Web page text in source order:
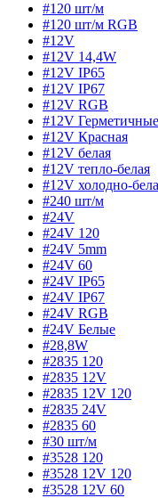
#120 шт/м
#120 шт/м RGB
#12V
#12V 14,4W
#12V IP65
#12V IP67
#12V RGB
#12V Герметичные
#12V Красная
#12V белая
#12V тепло-белая
#12V холодно-
#240 шт/м
#24V
#24V 120
#24V 5mm
#24V 60
#24V IP65
#24V IP67
#24V RGB
#24V Белые
#28,8W
#2835 120
#2835 12V
#2835 12V 120
#2835 24V
#2835 60
#30 шт/м
#3528 120
#3528 12V 120
#3528 12V 60